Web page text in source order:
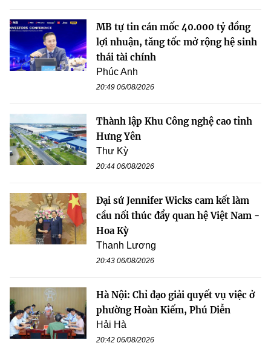
MB tự tin cán mốc 40.000 tỷ đồng
lợi nhuận, tăng tốc mở rộng hệ sinh
thái tài chính
Phúc Anh
20:49 06/08/2026
Thành lập Khu Công nghệ cao tỉnh
Hưng Yên
Thư Kỳ
20:44 06/08/2026
Đại sứ Jennifer Wicks cam kết làm
cầu nối thúc đẩy quan hệ Việt Nam -
Hoa Kỳ
Thanh Lương
20:43 06/08/2026
Hà Nội: Chỉ đạo giải quyết vụ việc ở
phường Hoàn Kiếm, Phú Diễn
Hải Hà
20:42 06/08/2026